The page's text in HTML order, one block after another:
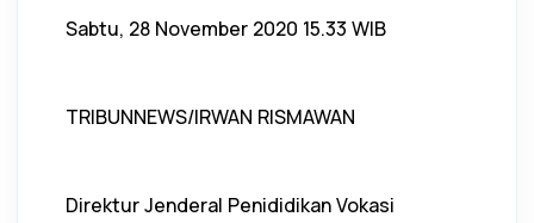
Sabtu, 28 November 2020 15.33 WIB
TRIBUNNEWS/IRWAN RISMAWAN
Direktur Jenderal Penididikan Vokasi